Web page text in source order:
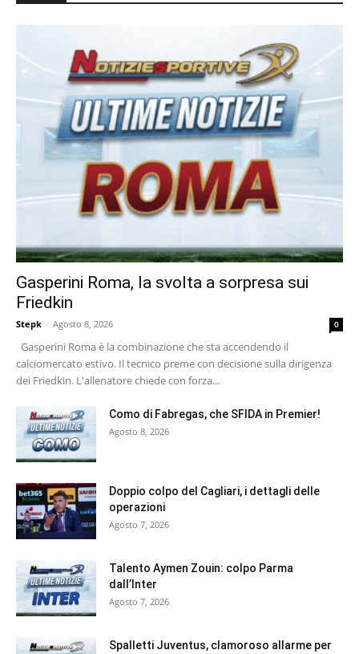
Gasperini Roma, la svolta a sorpresa sui
Friedkin
Stepk - Agosto 8, 2026 0
Gasperini Roma è la combinazione che sta accendendo il
calciomercato estivo. Il tecnico preme con decisione sulla dirigenza
dei Friedkin. L'allenatore chiede con forza...
Como di Fabregas, che SFIDA in Premier!
Agosto 8, 2026
Doppio colpo del Cagliari, i dettagli delle
operazioni
Agosto 7, 2026
Talento Aymen Zouin: colpo Parma
dall’Inter
Agosto 7, 2026
Spalletti Juventus, clamoroso allarme per